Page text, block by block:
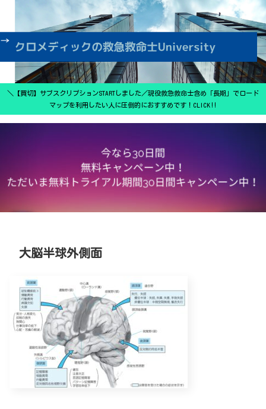
＼【買切】サブスクリプションSTARTしました／現役救急救命士含め「長期」でロード
マップを利用したい人に圧倒的におすすめです！CLICK‼
大脳半球外側面